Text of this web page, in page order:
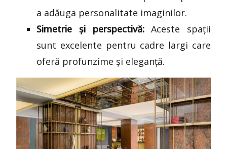
a adăuga personalitate imaginilor.
Simetrie și perspectivă:Aceste spații
sunt excelente pentru cadre largi care
oferă profunzime și eleganță.